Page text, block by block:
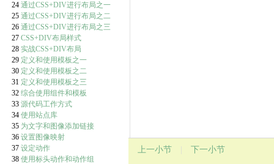
24 通过CSS+DIV进行布局之一
25 通过CSS+DIV进行布局之二
26 通过CSS+DIV进行布局之三
27 CSS+DIV布局样式
28 实战CSS+DIV布局
29 定义和使用模板之一
30 定义和使用模板之二
31 定义和使用模板之三
32 综合使用组件和模板
33 源代码工作方式
34 使用站点库
35 为文字和图像添加链接
36 设置图像映射
37 设定动作
38 使用标头动作和动作组
上一小节 下一小节